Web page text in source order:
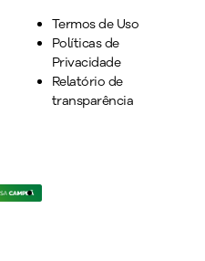
Termos de Uso
Políticas de
Privacidade
Relatório de
transparência